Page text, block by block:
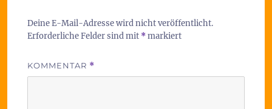
Deine E-Mail-Adresse wird nicht veröffentlicht.
Erforderliche Felder sind mit *markiert
KOMMENTAR *